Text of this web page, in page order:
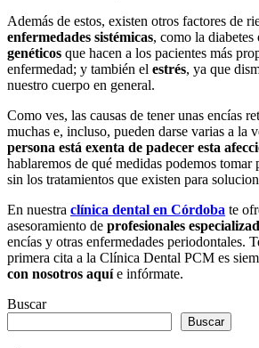
Además de estos, existen otros factores de
enfermedades sistémicas, como la
genéticos que hacen a los pacientes más
enfermedad; y también el estrés, ya que
nuestro cuerpo en general.
Como ves, las causas de tener unas encías
muchas e, incluso, pueden darse varias a la
persona está exenta de padecer esta
hablaremos de qué medidas podemos tomar
sin los tratamientos que existen para
En nuestra clínica dental en Córdoba te
asesoramiento de profesionales
encías y otras enfermedades periodontales.
primera cita a la Clínica Dental PCM es
con nosotros aquíe infórmate.
Buscar
Buscar